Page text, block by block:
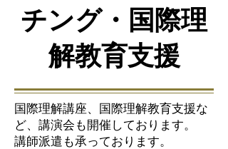
チング・国際理
解教育支援
​国際理解講座、国際理解教育支援な
ど、講演会も開催しております。
​講師派遣も承っております。